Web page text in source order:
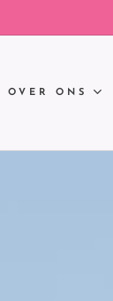
OVER ONS